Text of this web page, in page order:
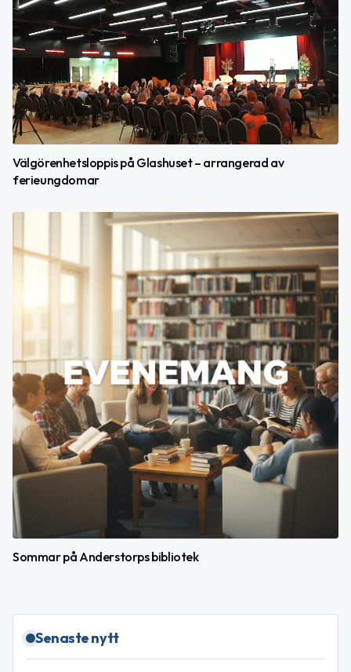
Välgörenhetsloppis på Glashuset – arrangerad av
ferieungdomar
Sommar på Anderstorps bibliotek
Senaste nytt